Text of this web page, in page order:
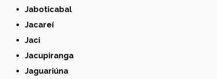
Jaboticabal
Jacareí
Jaci
Jacupiranga
Jaguariúna